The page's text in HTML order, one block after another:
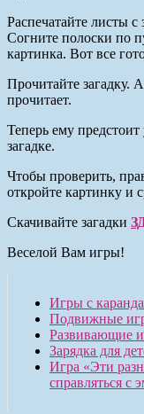
Распечатайте листы
Согните полоски по
картинка. Вот все
Прочитайте загадку.
прочитает.
Теперь ему предстоит
загадке.
Чтобы проверить,
откройте картинку и
Скачивайте загадки
Веселой Вам игры!
Игры с
Подвижные
Развивающие
Зарядка для
Игра «Эти
справляться с